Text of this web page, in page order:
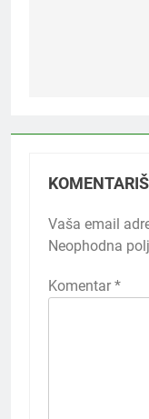
KOMENTARIŠI
Vaša email
Neophodna
Komentar *